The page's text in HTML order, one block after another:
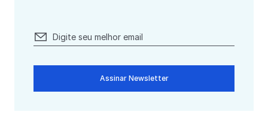
Assinar Newsletter